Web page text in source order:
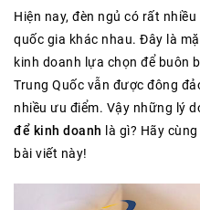
Hiện nay, đèn ngủ có rất
quốc gia khác nhau. Đây là
kinh doanh lựa chọn để buôn
Trung Quốc vẫn được đông
nhiều ưu điểm. Vậy những lý
để kinh doanh là gì? Hãy
bài viết này!